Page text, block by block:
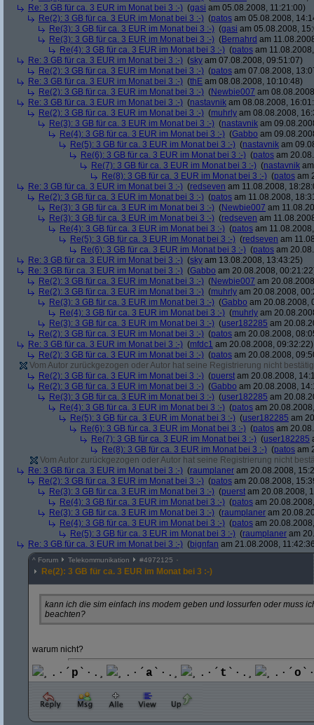
Re: 3 GB für ca. 3 EUR im Monat bei 3 :-) (gasi am 05.08.2008, 11:21:00)
Re(2): 3 GB für ca. 3 EUR im Monat bei 3 :-) (patos am 05.08.2008,
Re(3): 3 GB für ca. 3 EUR im Monat bei 3 :-) (gasi am 05.08.2008,
Re(3): 3 GB für ca. 3 EUR im Monat bei 3 :-) (Bernahrd am
Re(4): 3 GB für ca. 3 EUR im Monat bei 3 :-) (patos am
Re: 3 GB für ca. 3 EUR im Monat bei 3 :-) (sky am 07.08.2008, 09:51:07)
Re(2): 3 GB für ca. 3 EUR im Monat bei 3 :-) (patos am 07.08.2008,
Re: 3 GB für ca. 3 EUR im Monat bei 3 :-) (thE am 08.08.2008, 10:10:48)
Re(2): 3 GB für ca. 3 EUR im Monat bei 3 :-) (Newbie007 am
Re: 3 GB für ca. 3 EUR im Monat bei 3 :-) (nastavnik am 08.08.2008,
Re(2): 3 GB für ca. 3 EUR im Monat bei 3 :-) (muhrly am 08.08.2008,
Re(3): 3 GB für ca. 3 EUR im Monat bei 3 :-) (nastavnik am
Re(4): 3 GB für ca. 3 EUR im Monat bei 3 :-) (Gabbo am
Re(5): 3 GB für ca. 3 EUR im Monat bei 3 :-) (nastavnik am
Re(6): 3 GB für ca. 3 EUR im Monat bei 3 :-) (patos am
Re(7): 3 GB für ca. 3 EUR im Monat bei 3 :-) (nastavnik
Re(8): 3 GB für ca. 3 EUR im Monat bei 3 :-) (patos am
Re: 3 GB für ca. 3 EUR im Monat bei 3 :-) (redseven am 11.08.2008,
Re(2): 3 GB für ca. 3 EUR im Monat bei 3 :-) (patos am 11.08.2008,
Re(3): 3 GB für ca. 3 EUR im Monat bei 3 :-) (Newbie007 am
Re(3): 3 GB für ca. 3 EUR im Monat bei 3 :-) (redseven am
Re(4): 3 GB für ca. 3 EUR im Monat bei 3 :-) (patos am
Re(5): 3 GB für ca. 3 EUR im Monat bei 3 :-) (redseven am
Re(6): 3 GB für ca. 3 EUR im Monat bei 3 :-) (patos am
Re: 3 GB für ca. 3 EUR im Monat bei 3 :-) (sky am 13.08.2008, 13:43:25)
Re: 3 GB für ca. 3 EUR im Monat bei 3 :-) (Gabbo am 20.08.2008,
Re(2): 3 GB für ca. 3 EUR im Monat bei 3 :-) (Newbie007 am
Re(2): 3 GB für ca. 3 EUR im Monat bei 3 :-) (muhrly am 20.08.2008,
Re(3): 3 GB für ca. 3 EUR im Monat bei 3 :-) (Gabbo am 20.08.2008,
Re(4): 3 GB für ca. 3 EUR im Monat bei 3 :-) (muhrly am
Re(3): 3 GB für ca. 3 EUR im Monat bei 3 :-) (user182285 am
Re(2): 3 GB für ca. 3 EUR im Monat bei 3 :-) (patos am 20.08.2008,
Re: 3 GB für ca. 3 EUR im Monat bei 3 :-) (mfdc1 am 20.08.2008, 09:32:22)
Re(2): 3 GB für ca. 3 EUR im Monat bei 3 :-) (patos am 20.08.2008,
Vom Autor zurückgezogen oder Autor hat seine Registrierung nicht
Re(2): 3 GB für ca. 3 EUR im Monat bei 3 :-) (puerst am 20.08.2008,
Re(2): 3 GB für ca. 3 EUR im Monat bei 3 :-) (Gabbo am 20.08.2008,
Re(3): 3 GB für ca. 3 EUR im Monat bei 3 :-) (user182285 am
Re(4): 3 GB für ca. 3 EUR im Monat bei 3 :-) (patos am
Re(5): 3 GB für ca. 3 EUR im Monat bei 3 :-) (user182285 am
Re(6): 3 GB für ca. 3 EUR im Monat bei 3 :-) (patos am
Re(7): 3 GB für ca. 3 EUR im Monat bei 3 :-) (user182285
Re(8): 3 GB für ca. 3 EUR im Monat bei 3 :-) (patos am
Vom Autor zurückgezogen oder Autor hat seine Registrierung nicht
Re: 3 GB für ca. 3 EUR im Monat bei 3 :-) (raumplaner am 20.08.2008,
Re(2): 3 GB für ca. 3 EUR im Monat bei 3 :-) (patos am 20.08.2008,
Re(3): 3 GB für ca. 3 EUR im Monat bei 3 :-) (puerst am 20.08.2008,
Re(4): 3 GB für ca. 3 EUR im Monat bei 3 :-) (patos am
Re(3): 3 GB für ca. 3 EUR im Monat bei 3 :-) (raumplaner am
Re(4): 3 GB für ca. 3 EUR im Monat bei 3 :-) (patos am
Re(5): 3 GB für ca. 3 EUR im Monat bei 3 :-) (raumplaner am
Re: 3 GB für ca. 3 EUR im Monat bei 3 :-) (bignfan am 21.08.2008,
^ Forum Telekommunikation #4972125
Re(2): 3 GB für ca. 3 EUR im Monat bei 3 :-)
kann ich die sim einfach ins modem geben und lossurfen oder muss
beachten?
warum nicht?
¸.·´ p `·.¸ ¸.·´ a `·.¸ ¸.·´ t `·.¸ ¸.·´ o